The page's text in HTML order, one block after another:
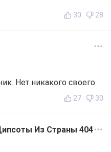
30 28
Нет никакого своего.
27 30
Из Страны 404